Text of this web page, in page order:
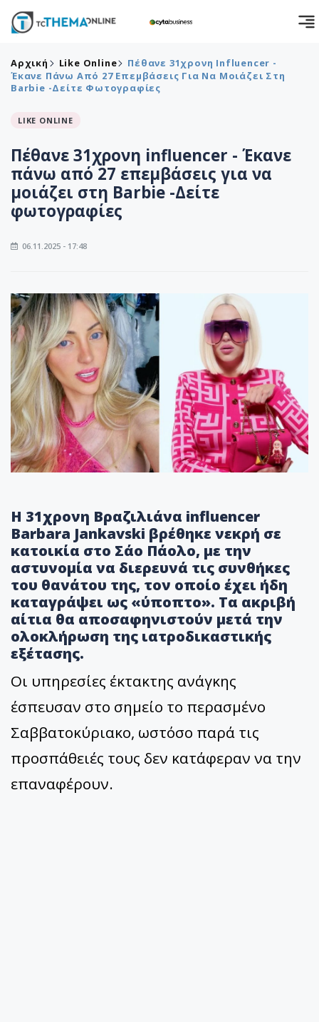
Αρχική Like Online
Πέθανε 31χρονη Influencer -
Έκανε Πάνω Από 27 Επεμβάσεις Για Να Μοιάζει Στη
Barbie -Δείτε Φωτογραφίες
LIKE ONLINE
Πέθανε 31χρονη influencer - Έκανε
πάνω από 27 επεμβάσεις για να
μοιάζει στη Barbie -Δείτε
φωτογραφίες
06.11.2025 - 17:48
Η 31χρονη Βραζιλιάνα influencer
Barbara Jankavski βρέθηκε νεκρή σε
κατοικία στο Σάο Πάολο, με την
αστυνομία να διερευνά τις συνθήκες
του θανάτου της, τον οποίο έχει ήδη
καταγράψει ως «ύποπτο». Τα ακριβή
αίτια θα αποσαφηνιστούν μετά την
ολοκλήρωση της ιατροδικαστικής
εξέτασης.
Οι υπηρεσίες έκτακτης ανάγκης
έσπευσαν στο σημείο το περασμένο
Σαββατοκύριακο, ωστόσο παρά τις
προσπάθειές τους δεν κατάφεραν να την
επαναφέρουν.